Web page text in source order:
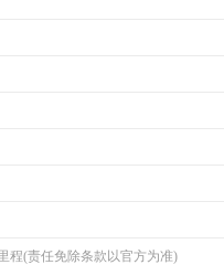
程(责任免除条款以官方为准)